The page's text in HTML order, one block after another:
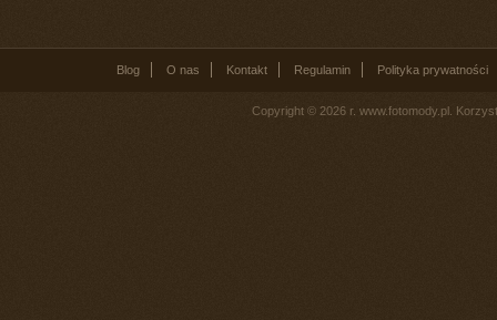
Blog O nas Kontakt Regulamin Polityka prywatności
Copyright © 2026 r. www.fotomody.pl.